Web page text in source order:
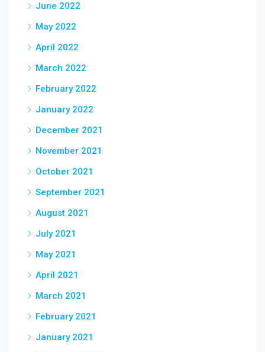
June 2022
May 2022
April 2022
March 2022
February 2022
January 2022
December 2021
November 2021
October 2021
September 2021
August 2021
July 2021
May 2021
April 2021
March 2021
February 2021
January 2021